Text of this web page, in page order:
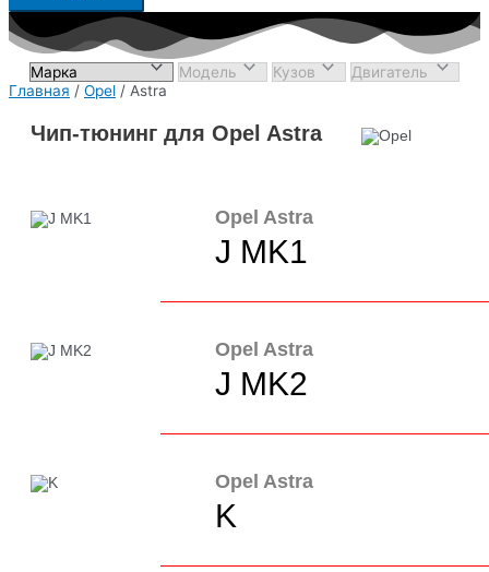
Главная / Opel / Astra
Чип-тюнинг для Opel Astra
Opel Astra
J MK1
Opel Astra
J MK2
Opel Astra
K